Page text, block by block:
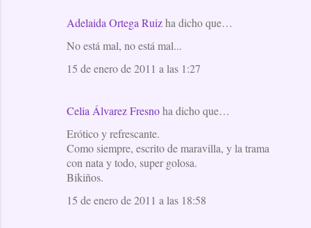
Adelaida Ortega Ruizha dicho que…
No está mal, no está mal...
15 de enero de 2011 a las 1:27
Celia Álvarez Fresnoha dicho que…
Erótico y refrescante.
Como siempre, escrito de maravilla, y la trama
con nata y todo, super golosa.
Bikiños.
15 de enero de 2011 a las 18:58